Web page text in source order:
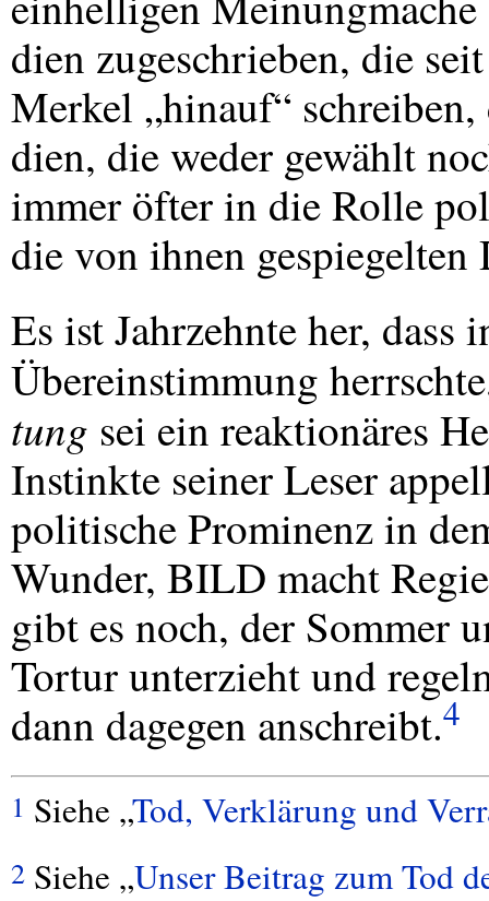
dien zugeschrieben, die
Merkel „hinauf“
dien, die weder gewählt
immer öfter in die Rolle
die von ihnen gespiegelten
Es ist Jahrzehnte her, dass
Übereinstimmung
tung sei ein reaktionäres
Instinkte seiner Leser
politische Prominenz in
Wunder, BILD macht
gibt es noch, der Sommer
Tortur unterzieht und
dann dagegen anschreibt.4
1 Siehe „Tod, Verklärung und
2 Siehe „Unser Beitrag zum Tod